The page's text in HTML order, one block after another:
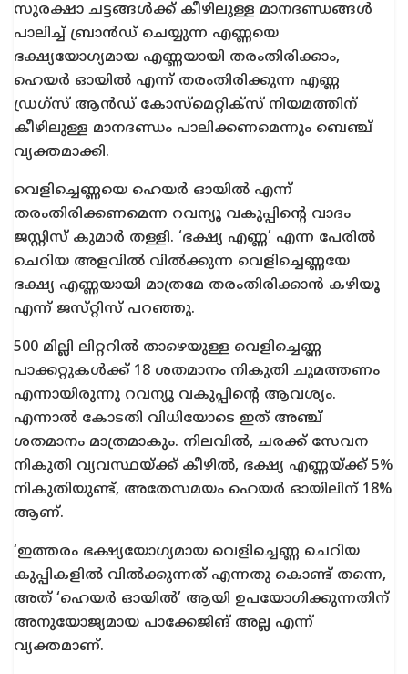
സുരക്ഷാ ചട്ടങ്ങൾക്ക് കീഴിലുള്ള മാനദണ്ഡങ്ങൾ
പാലിച്ച് ബ്രാന്‍ഡ് ചെയ്യുന്ന എണ്ണയെ
ഭക്ഷ്യയോഗ്യമായ എണ്ണയായി തരംതിരിക്കാം,
ഹെയർ ഓയിൽ എന്ന് തരംതിരിക്കുന്ന എണ്ണ
ഡ്രഗ്‌സ് ആൻഡ് കോസ്‌മെറ്റിക്‌സ് നിയമത്തിന്
കീഴിലുള്ള മാനദണ്ഡം പാലിക്കണമെന്നും ബെഞ്ച്
വ്യക്തമാക്കി.
വെളിച്ചെണ്ണയെ ഹെയർ ഓയിൽ എന്ന്
തരംതിരിക്കണമെന്ന റവന്യൂ വകുപ്പിന്‍റെ വാദം
ജസ്റ്റിസ് കുമാർ തള്ളി. ‘ഭക്ഷ്യ എണ്ണ’ എന്ന പേരിൽ
ചെറിയ അളവിൽ വിൽക്കുന്ന വെളിച്ചെണ്ണയേ
ഭക്ഷ്യ എണ്ണയായി മാത്രമേ തരംതിരിക്കാന്‍ കഴിയൂ
എന്ന് ജസ്‌റ്റിസ് പറഞ്ഞു.
500 മില്ലി ലിറ്ററില്‍ താഴെയുള്ള വെളിച്ചെണ്ണ
പാക്കറ്റുകള്‍ക്ക് 18 ശതമാനം നികുതി ചുമത്തണം
എന്നായിരുന്നു റവന്യൂ വകുപ്പിന്‍റെ ആവശ്യം.
എന്നാല്‍ കോടതി വിധിയോടെ ഇത് അഞ്ച്
ശതമാനം മാത്രമാകും. നിലവിൽ, ചരക്ക് സേവന
നികുതി വ്യവസ്ഥയ്ക്ക് കീഴിൽ, ഭക്ഷ്യ എണ്ണയ്ക്ക് 5%
നികുതിയുണ്ട്, അതേസമയം ഹെയർ ഓയിലിന് 18%
ആണ്.
‘ഇത്തരം ഭക്ഷ്യയോഗ്യമായ വെളിച്ചെണ്ണ ചെറിയ
കുപ്പികളില്‍ വിൽക്കുന്നത് എന്നതു കൊണ്ട് തന്നെ,
അത് ‘ഹെയർ ഓയിൽ’ ആയി ഉപയോഗിക്കുന്നതിന്
അനുയോജ്യമായ പാക്കേജിങ് അല്ല എന്ന്
വ്യക്തമാണ്.